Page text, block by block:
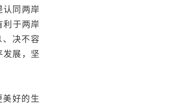
认同两岸
利于两岸
决不容
发展，坚
好的生